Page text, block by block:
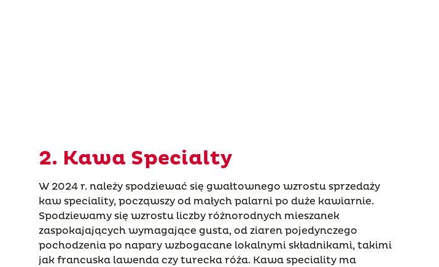
2. Kawa Specialty
W 2024 r. należy spodziewać się gwałtownego wzrostu sprzedaży
kaw speciality, począwszy od małych palarni po duże kawiarnie.
Spodziewamy się wzrostu liczby różnorodnych mieszanek
zaspokajających wymagające gusta, od ziaren pojedynczego
pochodzenia po napary wzbogacane lokalnymi składnikami, takimi
jak francuska lawenda czy turecka róża. Kawa speciality ma